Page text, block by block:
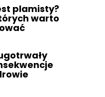
plamisty?
warto